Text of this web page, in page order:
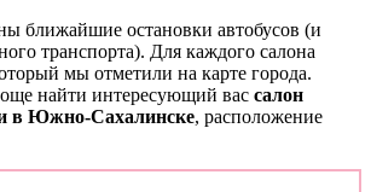
ближайшие остановки автобусов (и
транспорта). Для каждого салона
мы отметили на карте города.
найти интересующий вас салон
в Южно-Сахалинске, расположение